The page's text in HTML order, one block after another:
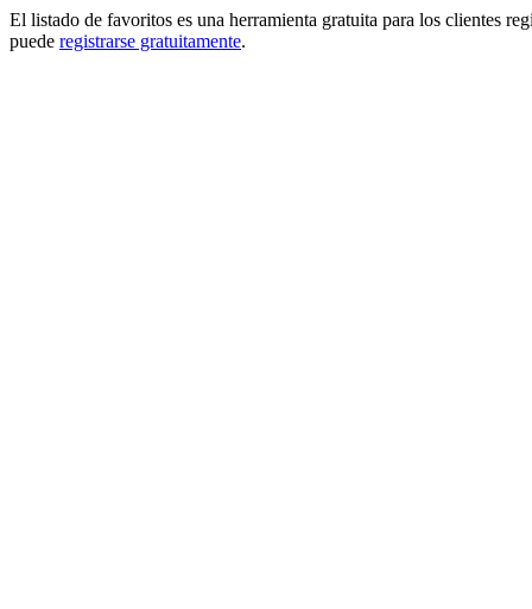
El listado de favoritos es una herramienta gratuita para los clientes
puede registrarse gratuitamente.